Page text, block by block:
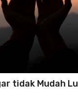
tidak Mudah